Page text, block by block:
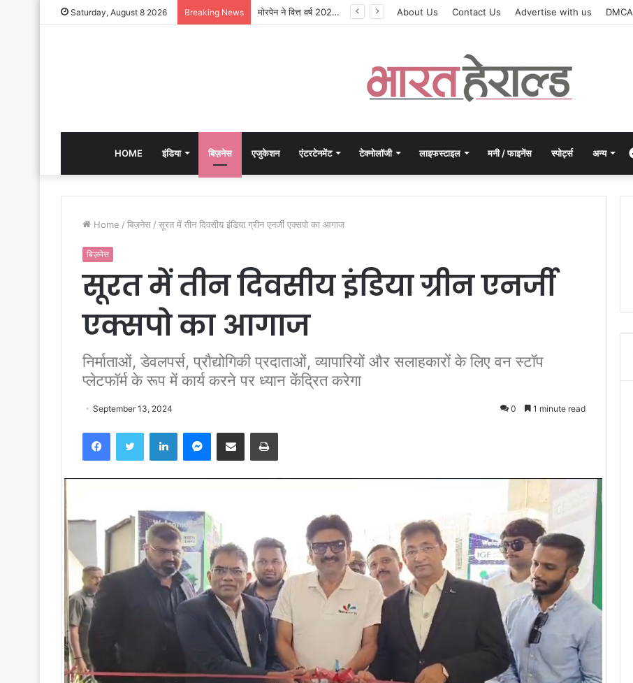
Saturday, August 8 2026 Breaking News मोरपेन ने वित्त वर्ष 2027 की पहली तिमाही में अब तक का उच्चतम राजस्व और आय दर्ज की। EBITDA में 207% और PAT में 394% की वृद्धि हुई। सीडीएमओ कार्यक्रम ने पुरंतया व्यावसायीक चरण में प्रवेश किया। About Us Contact Us Advertise with us DMCA
HOME इंडिया बिज़नेस एजुकेशन एंटरटेनमेंट टेक्नोलॉजी लाइफस्टाइल मनी / फाइनेंस स्पोर्ट्स अन्य
Home / बिज़नेस / सूरत में तीन दिवसीय इंडिया ग्रीन एनर्जी एक्सपो का आगाज
बिज़नेस
सूरत में तीन दिवसीय इंडिया ग्रीन एनर्जी
एक्सपो का आगाज
निर्माताओं, डेवलपर्स, प्रौद्योगिकी प्रदाताओं, व्यापारियों और सलाहकारों के लिए वन स्टॉप
प्लेटफॉर्म के रूप में कार्य करने पर ध्यान केंद्रित करेगा
September 13, 2024 0 1 minute read